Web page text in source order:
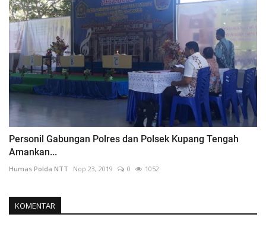
Personil Gabungan Polres dan Polsek Kupang Tengah
Amankan...
Humas Polda NTT Nop 23, 2019 0 1052
KOMENTAR